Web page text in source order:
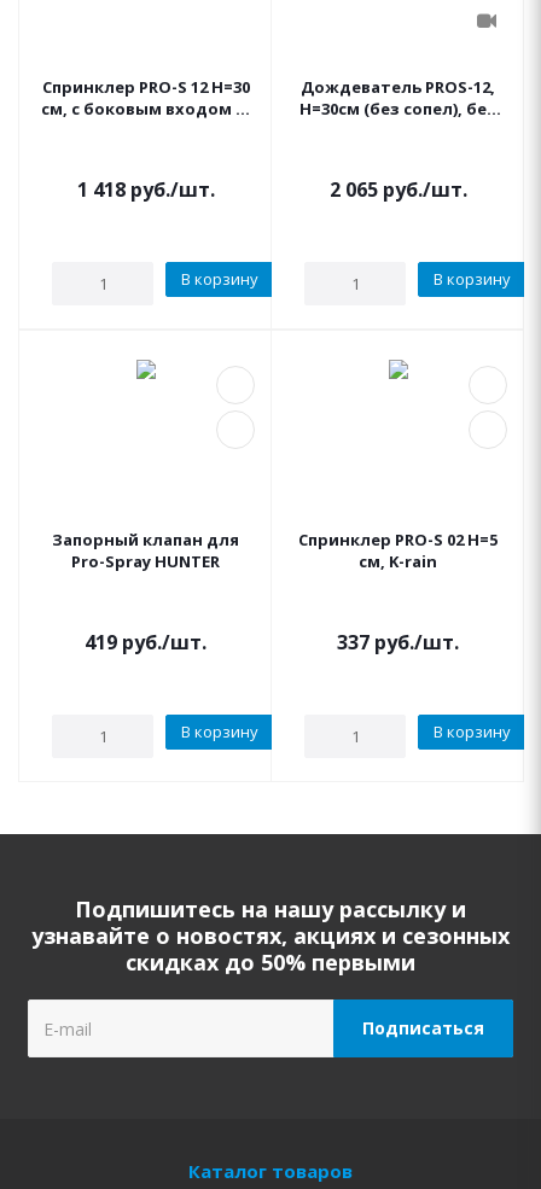
Спринклер PRO-S 12 H=30
см, с боковым входом K-
1 418руб./шт.
В корзину
Дождеватель PROS-12,
Н=30см (без сопел), без
2 065руб./шт.
В корзину
Запорный клапан для
Pro-Spray HUNTER
419 руб./шт.
В корзину
Спринклер PRO-S 02 H=5
см, K-rain
337 руб./шт.
В корзину
Подпишитесь на нашу рассылку и
узнавайте о новостях, акциях и сезонных
скидках до 50% первыми
Каталог товаров